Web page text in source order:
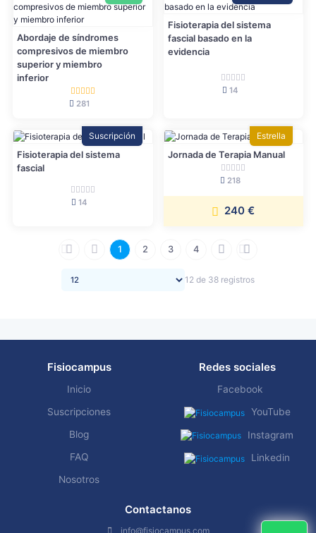
Abordaje de síndromes
compresivos de miembro
superior y miembro
inferior
281
Fisioterapia del sistema
fascial basado en la
evidencia
14
Suscripción
Fisioterapia del sistema
fascial
14
Estrella
Jornada de Terapia Manual
218
240 €
1 2 3 4
12 de 38 registros
Fisiocampus
Inicio
Suscripciones
Blog
FAQ
Nosotros
Redes sociales
Facebook
YouTube
Instagram
Linkedin
Contactanos
info@fisiocampus.com